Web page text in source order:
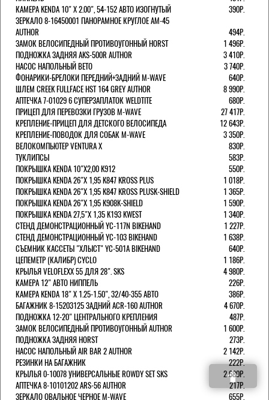
КАМЕРА KENDA 10" Х 2.00", 54-152 АВТО ИЗОГНУТЫЙ
390Р.
ЗЕРКАЛО 8-16450001 ПАНОРАМНОЕ КРУГЛОЕ AM-45
AUTHOR
494Р.
ЗАМОК ВЕЛОСИПЕДНЫЙ ПРОТИВОУГОННЫЙ HORST
1 496Р.
ПОДНОЖКА ЗАДНЯЯ AKS-500R AUTHOR
3 410Р.
НАСОС НАПОЛЬНЫЙ BETO
3 740Р.
ФОНАРИКИ-БРЕЛОКИ ПЕРЕДНИЙ+ЗАДНИЙ M-WAVE
640Р.
ШЛЕМ CREEK FULLFACE HST 164 GREY AUTHOR
8 990Р.
АПТЕЧКА 7-01029 6 СУПЕРЗАПЛАТОК WELDTITE
680Р.
ПРИЦЕП ДЛЯ ПЕРЕВОЗКИ ГРУЗОВ M-WAVE
27 417Р.
КРЕПЛЕНИЕ-ПРИЦЕП ДЛЯ ДЕТСКОГО ВЕЛОСИПЕДА
12 643Р.
КРЕПЛЕНИЕ-ПОВОДОК ДЛЯ СОБАК M-WAVE
3 350Р.
ВЕЛОКОМПЬЮТЕР VENTURA Х
830Р.
ТУКЛИПСЫ
583Р.
ПОКРЫШКА KENDA 10"Х2,00 K912
550Р.
ПОКРЫШКА KENDA 26"Х 1,95 K847 KROSS PLUS
1 018Р.
ПОКРЫШКА KENDA 26"Х 1,95 K847 KROSS PLUSK-SHIELD
1 365Р.
ПОКРЫШКА KENDA 26"Х 1,95 K908K-SHIELD
1 590Р.
ПОКРЫШКА KENDA 27,5"Х 1,35 K193 KWEST
1 340Р.
СТЕНД ДЕМОНСТРАЦИОННЫЙ YC-117N BIKEHAND
1 227Р.
СТЕНД ДЕМОНСТРАЦИОННЫЙ YC-103 BIKEHAND
1 638Р.
СЪЕМНИК КАССЕТЫ "ХЛЫСТ" YC-501A BIKEHAND
640Р.
ЦЕПЕМЕТР (КАЛИБР) CYCLO
1 186Р.
КРЫЛЬЯ VELOFLEXX 55 ДЛЯ 28". SKS
4 980Р.
КАМЕРА 12" АВТО НИППЕЛЬ
226Р.
КАМЕРА KENDA 18" Х 1.25-1.50", 32/40-355 АВТО
386Р.
БАГАЖНИК 8-15203125 ЗАДНИЙ ACR-160 AUTHOR
4 670Р.
ПОДНОЖКА 12-20" ЦЕНТРАЛЬНОГО КРЕПЛЕНИЯ
487Р.
ЗАМОК ВЕЛОСИПЕДНЫЙ ПРОТИВОУГОННЫЙ AUTHOR
1 600Р.
ПОДНОЖКА ЗАДНЯЯ HORST
273Р.
НАСОС НАПОЛЬНЫЙ AIR BAR 2 AUTHOR
2 142Р.
РЕЗИНКИ НА БАГАЖНИК
222Р.
КРЫЛЬЯ 0-10078 УНИВЕРСАЛЬНЫЕ ROWDY SET SKS
2 680Р.
АПТЕЧКА 8-10101202 ARS-56 AUTHOR
217Р.
ЗЕРКАЛО ОВАЛЬНОЕ ЧЕРНОЕ M-WAVE
655Р.